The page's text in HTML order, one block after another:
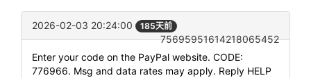
2026-02-03 20:24:00 185天前
75695951614218065452
Enter your code on the PayPal website. CODE:
776966. Msg and data rates may apply. Reply HELP